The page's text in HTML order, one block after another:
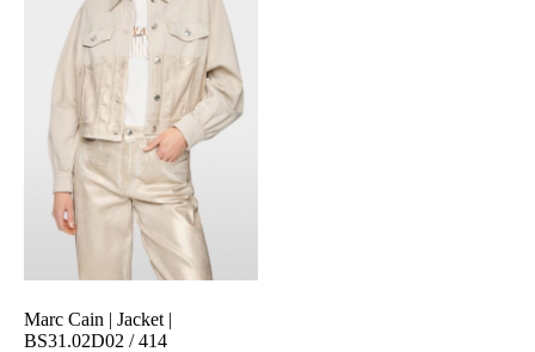
Marc Cain | Jacket |
BS31.02D02 / 414